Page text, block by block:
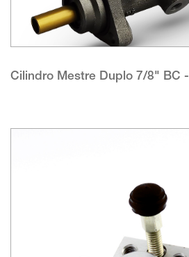
Cilindro Mestre Duplo 7/8" BC -